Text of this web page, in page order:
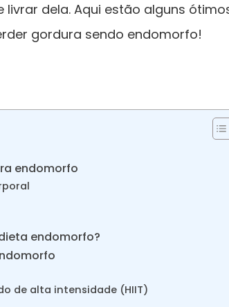
dela. Aqui estão alguns
gordura sendo endomorfo!
endomorfo
endomorfo?
de alta intensidade (HIIT)